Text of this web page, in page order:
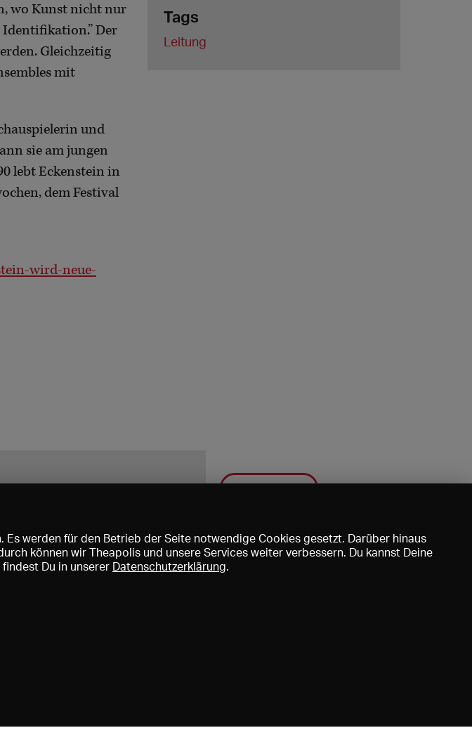
wo Kunst nicht nur
Der
Gleichzeitig
mit
und
sie am jungen
lebt Eckenstein in
dem Festival
wird-neue-
Tags
Leitung
Speichern
werden für den Betrieb der Seite notwendige Cookies gesetzt. Darüber hinaus
können wir Theapolis und unsere Services weiter verbessern. Du kannst Deine
Du in unserer Datenschutzerklärung.